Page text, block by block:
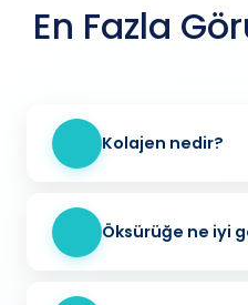
En Fazla
Kolajen nedir?
Öksürüğe ne iyi